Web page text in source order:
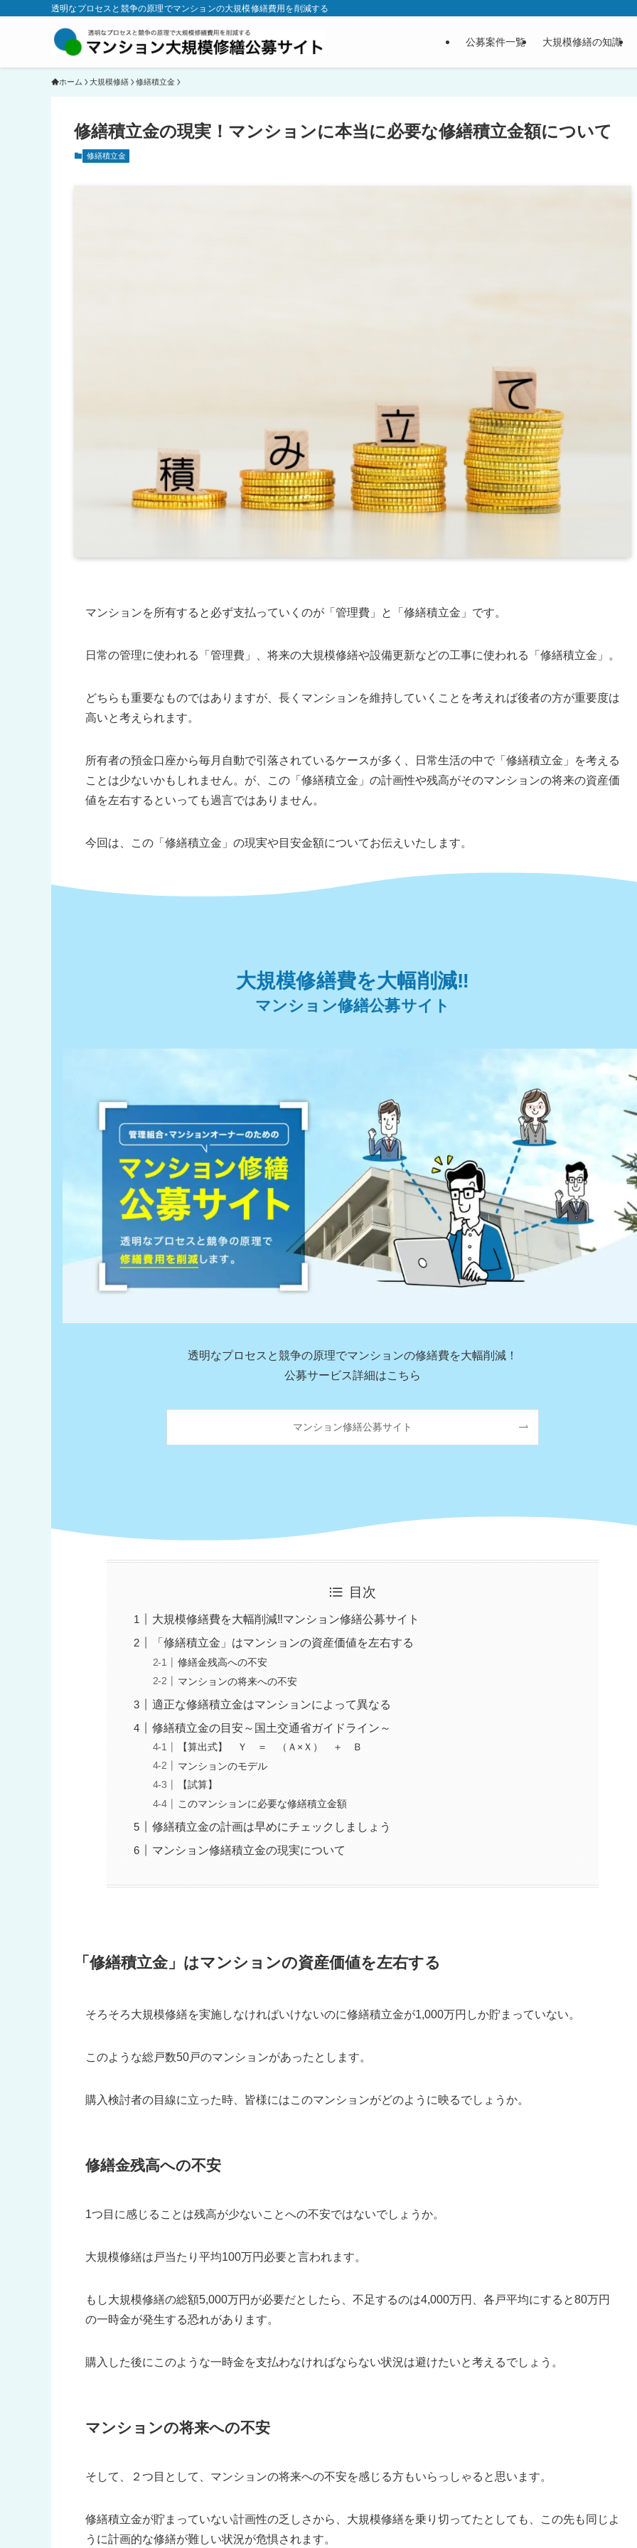
透明なプロセスと競争の原理でマンションの大規模修繕費用を削減する
公募案件一覧 大規模修繕の知識
ホーム 大規模修繕 修繕積立金
修繕積立金の現実！マンションに本当に必要な修繕積立金額について
修繕積立金
マンションを所有すると必ず支払っていくのが「管理費」と「修繕積立金」です。
日常の管理に使われる「管理費」、将来の大規模修繕や設備更新などの工事に使われる「修繕積立金」。
どちらも重要なものではありますが、長くマンションを維持していくことを考えれば後者の方が重要度は
高いと考えられます。
所有者の預金口座から毎月自動で引落されているケースが多く、日常生活の中で「修繕積立金」を考える
ことは少ないかもしれません。が、この「修繕積立金」の計画性や残高がそのマンションの将来の資産価
値を左右するといっても過言ではありません。
今回は、この「修繕積立金」の現実や目安金額についてお伝えいたします。
大規模修繕費を大幅削減‼︎
マンション修繕公募サイト
透明なプロセスと競争の原理でマンションの修繕費を大幅削減！
公募サービス詳細はこちら
マンション修繕公募サイト
目次
大規模修繕費を大幅削減‼︎マンション修繕公募サイト
「修繕積立金」はマンションの資産価値を左右する
修繕金残高への不安
マンションの将来への不安
適正な修繕積立金はマンションによって異なる
修繕積立金の目安～国土交通省ガイドライン～
【算出式】 Ｙ ＝ （Ａ×Ｘ） ＋ Ｂ
マンションのモデル
【試算】
このマンションに必要な修繕積立金額
修繕積立金の計画は早めにチェックしましょう
マンション修繕積立金の現実について
「修繕積立金」はマンションの資産価値を左右する
そろそろ大規模修繕を実施しなければいけないのに修繕積立金が1,000万円しか貯まっていない。
このような総戸数50戸のマンションがあったとします。
購入検討者の目線に立った時、皆様にはこのマンションがどのように映るでしょうか。
修繕金残高への不安
1つ目に感じることは残高が少ないことへの不安ではないでしょうか。
大規模修繕は戸当たり平均100万円必要と言われます。
もし大規模修繕の総額5,000万円が必要だとしたら、不足するのは4,000万円、各戸平均にすると80万円
の一時金が発生する恐れがあります。
購入した後にこのような一時金を支払わなければならない状況は避けたいと考えるでしょう。
マンションの将来への不安
そして、２つ目として、マンションの将来への不安を感じる方もいらっしゃると思います。
修繕積立金が貯まっていない計画性の乏しさから、大規模修繕を乗り切ってたとしても、この先も同じよ
うに計画的な修繕が難しい状況が危惧されます。